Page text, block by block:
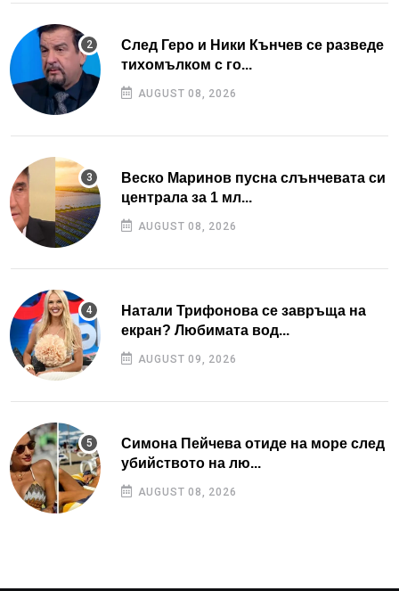
След Геро и Ники Кънчев се разведе
тихомълком с го...
AUGUST 08, 2026
Веско Маринов пусна слънчевата си
централа за 1 мл...
AUGUST 08, 2026
Натали Трифонова се завръща на
екран? Любимата вод...
AUGUST 09, 2026
Симона Пейчева отиде на море след
убийството на лю...
AUGUST 08, 2026